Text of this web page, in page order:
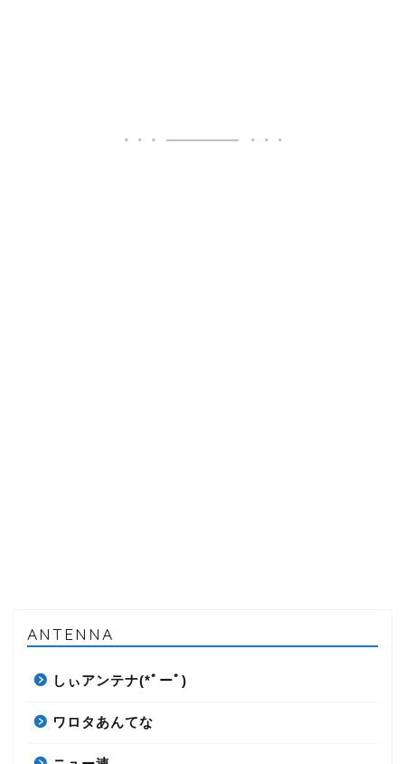
ANTENNA
しぃアンテナ(*ﾟーﾟ)
ワロタあんてな